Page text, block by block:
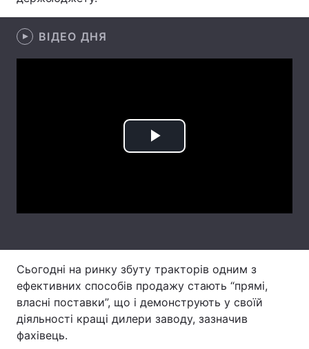
Техно і зв'язок
Зброя
Регіони
Контакти
Послуги
ВІДЕО ДНЯ
Play
Сьогодні на ринку збуту тракторів одним з
ефективних способів продажу стають “прямі,
власні поставки”, що і демонструють у своїй
діяльності кращі дилери заводу, зазначив
фахівець.